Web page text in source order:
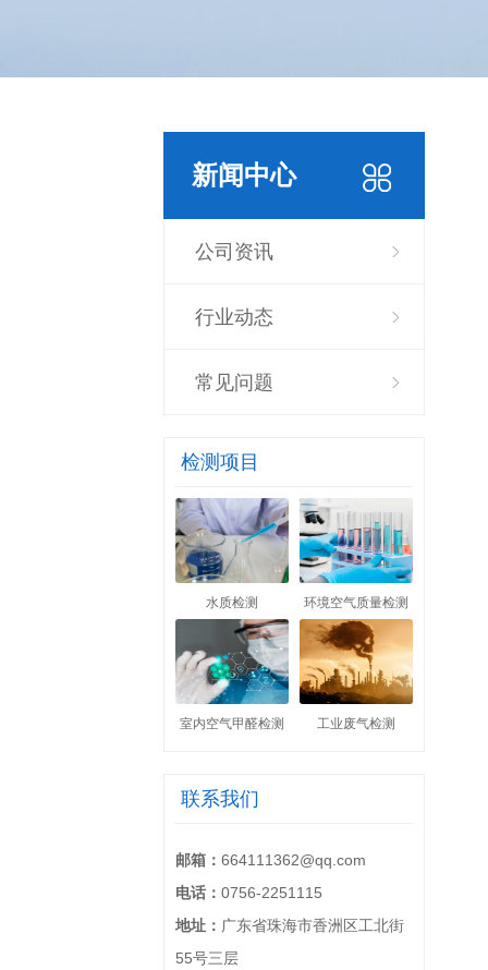
新闻中心
公司资讯
行业动态
常见问题
检测项目
水质检测 环境空气质量检测
室内空气甲醛检测 工业废气检测
联系我们
邮箱： 664111362@qq.com
电话： 0756-2251115
地址： 广东省珠海市香洲区工北街
55号三层